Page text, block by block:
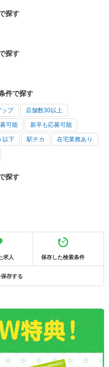
探す
探す
件で探す
ップ 店舗数30以上
可能 新卒も応募可能
以下 駅チカ 在宅業務あり
探す
求人 保存した検索条件
存する